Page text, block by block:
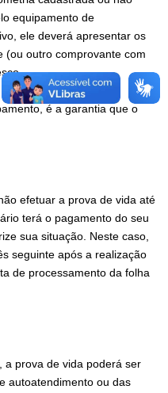
equipamento de
ele deverá apresentar os
(ou outro comprovante com
é a garantia que o
efetuar a prova de vida até
terá o pagamento do seu
sua situação. Neste caso,
seguinte após a realização
de processamento da folha
a prova de vida poderá ser
autoatendimento ou das